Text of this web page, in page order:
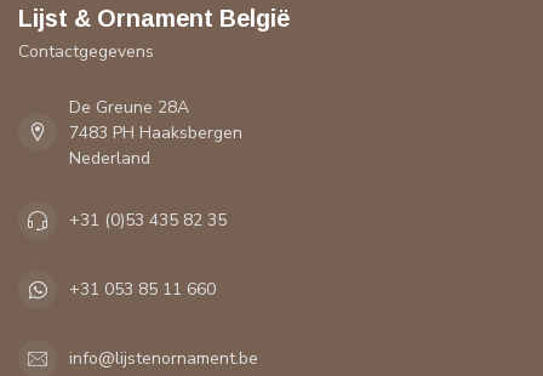
Lijst & Ornament België
Contactgegevens
De Greune 28A
7483 PH Haaksbergen
Nederland
+31 (0)53 435 82 35
+31 053 85 11 660
info@lijstenornament.be